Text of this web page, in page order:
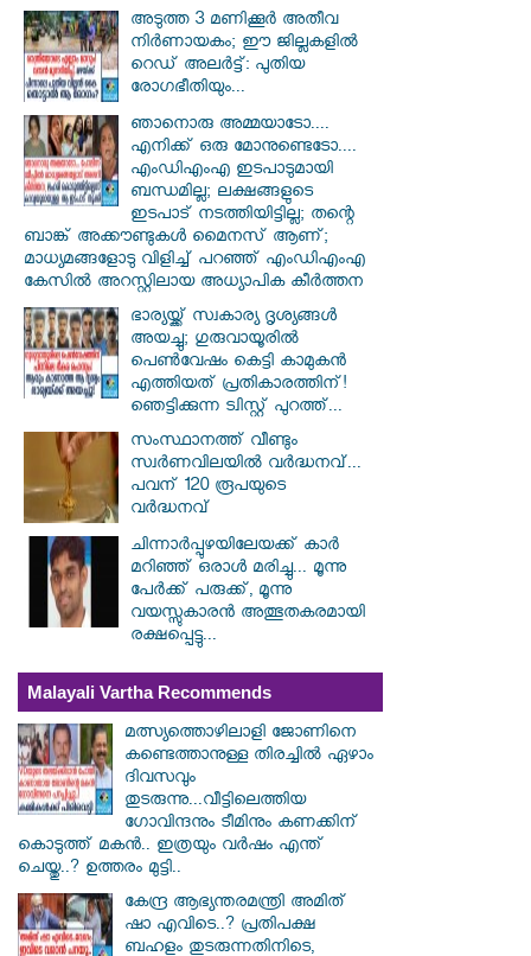
അടുത്ത 3 മണിക്കൂർ അതീവ
നിർണായകം; ഈ ജില്ലകളിൽ
റെഡ് അലർട്ട്: പുതിയ
രോഗഭീതിയും...
ഞാനൊരു അമ്മയാടോ....
എനിക്ക് ഒരു മോനുണ്ടെടോ....
എംഡിഎംഎ ഇടപാടുമായി
ബന്ധമില്ല; ലക്ഷങ്ങളുടെ
ഇടപാട് നടത്തിയിട്ടില്ല; തന്റെ
ബാങ്ക് അക്കൗണ്ടുകൾ മൈനസ് ആണ്;
മാധ്യമങ്ങളോടു വിളിച്ച് പറഞ്ഞ് എംഡിഎംഎ
കേസിൽ അറസ്റ്റിലായ അധ്യാപിക കീർത്തന
ഭാര്യയ്ക്ക് സ്വകാര്യ ദൃശ്യങ്ങൾ
അയച്ചു; ഗുരുവായൂരിൽ
പെൺവേഷം കെട്ടി കാമുകൻ
എത്തിയത് പ്രതികാരത്തിന്!
ഞെട്ടിക്കുന്ന ട്വിസ്റ്റ് പുറത്ത്...
സംസ്ഥാനത്ത് വീണ്ടും
സ്വർണവിലയിൽ വർദ്ധനവ്...
പവന് 120 രൂപയുടെ
വർദ്ധനവ്
ചിന്നാർപ്പുഴയിലേയക്ക് കാർ
മറിഞ്ഞ് ഒരാൾ മരിച്ചു... മൂന്നു
പേർക്ക് പരുക്ക്, മൂന്നു
വയസ്സുകാരൻ അത്ഭുതകരമായി
രക്ഷപ്പെട്ടു...
Malayali Vartha Recommends
മത്സ്യത്തൊഴിലാളി ജോണിനെ
കണ്ടെത്താനുള്ള തിരച്ചിൽ ഏഴാം
ദിവസവും
തുടരുന്നു...വീട്ടിലെത്തിയ
ഗോവിന്ദനും ടീമിനും കണക്കിന്
കൊടുത്ത് മകൻ.. ഇത്രയും വർഷം എന്ത്
ചെയ്തു..? ഉത്തരം മുട്ടി..
കേന്ദ്ര ആഭ്യന്തരമന്ത്രി അമിത്
ഷാ എവിടെ..? പ്രതിപക്ഷ
ബഹളം തുടരുന്നതിനിടെ,